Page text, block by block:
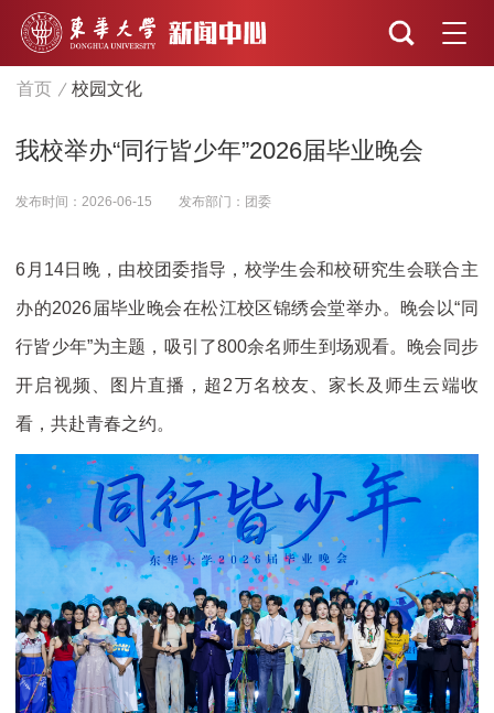
首页 校园文化
我校举办“同行皆少年”2026届毕业晚会
发布时间：2026-06-15 发布部门：团委
6月14日晚，由校团委指导，校学生会和校研究生会联合主
办的2026届毕业晚会在松江校区锦绣会堂举办。晚会以“同
行皆少年”为主题，吸引了800余名师生到场观看。晚会同步
开启视频、图片直播，超2万名校友、家长及师生云端收
看，共赴青春之约。